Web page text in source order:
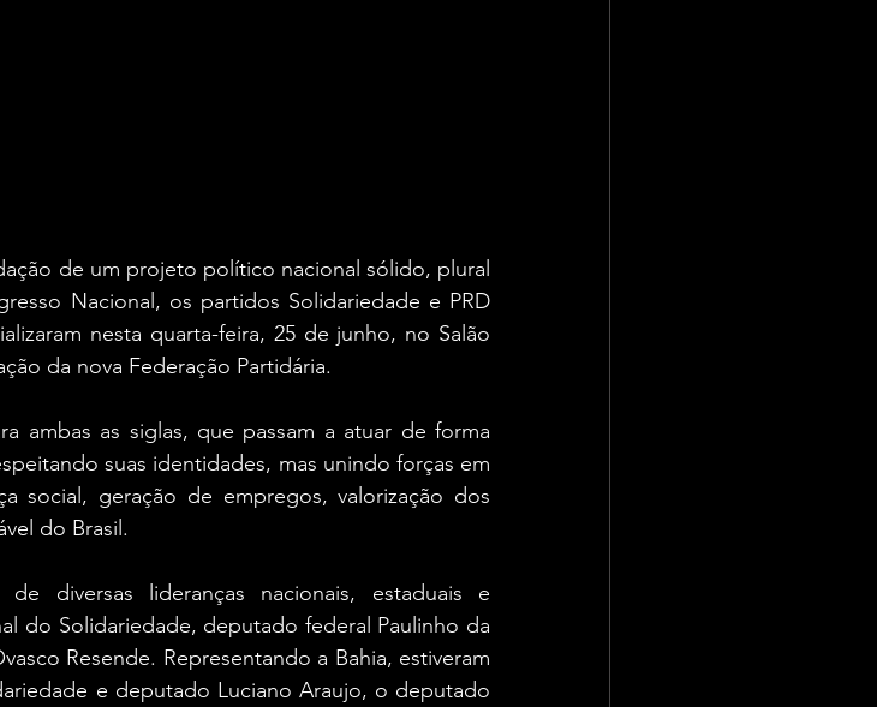
de um projeto político nacional sólido, plural
Nacional, os partidos Solidariedade e PRD
nesta quarta-feira, 25 de junho, no Salão
da nova Federação Partidária.
ambas as siglas, que passam a atuar de forma
suas identidades, mas unindo forças em
social, geração de empregos, valorização dos
do Brasil.
diversas lideranças nacionais, estaduais e
do Solidariedade, deputado federal Paulinho da
Resende. Representando a Bahia, estiveram
e deputado Luciano Araujo, o deputado